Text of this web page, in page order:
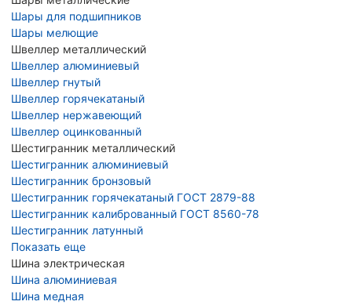
Шары для подшипников
Шары мелющие
Швеллер металлический
Швеллер алюминиевый
Швеллер гнутый
Швеллер горячекатаный
Швеллер нержавеющий
Швеллер оцинкованный
Шестигранник металлический
Шестигранник алюминиевый
Шестигранник бронзовый
Шестигранник горячекатаный ГОСТ 2879-88
Шестигранник калиброванный ГОСТ 8560-78
Шестигранник латунный
Показать еще
Шина электрическая
Шина алюминиевая
Шина медная